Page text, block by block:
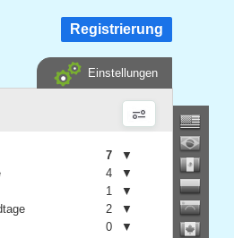
Registrierung
Einstellungen
7
▼
4
▼
1
▼
2
▼
0 ▼